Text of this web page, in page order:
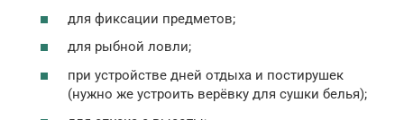
для фиксации предметов;
для рыбной ловли;
при устройстве дней отдыха и постирушек
(нужно же устроить верёвку для сушки белья);